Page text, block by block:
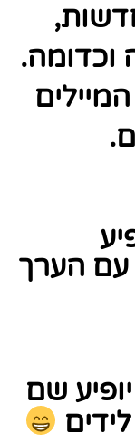
וכדומה.
הערך
שם